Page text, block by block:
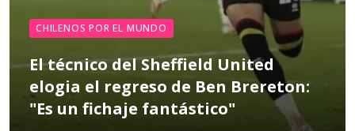
CHILENOS POR EL MUNDO
El técnico del Sheffield United
elogia el regreso de Ben Brereton:
"Es un fichaje fantástico"